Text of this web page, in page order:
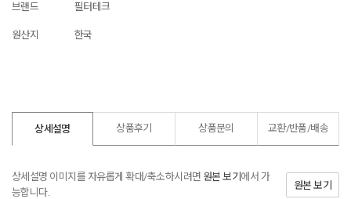
브랜드 필터테크
원산지 한국
상세설명 상품후기 상품문의 교환/반품/배송
상세설명 이미지를 자유롭게 확대/축소하시려면 원본 보기 에서 가
능합니다.
원본 보기